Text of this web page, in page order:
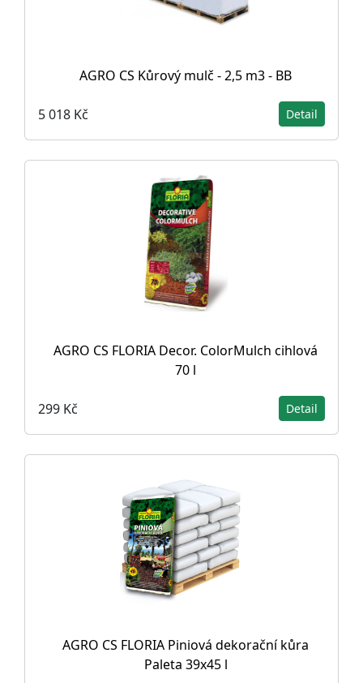
AGRO CS Kůrový mulč - 2,5 m3 - BB
5 018 Kč Detail
AGRO CS FLORIA Decor. ColorMulch cihlová
70 l
299 Kč Detail
AGRO CS FLORIA Piniová dekorační kůra
Paleta 39x45 l